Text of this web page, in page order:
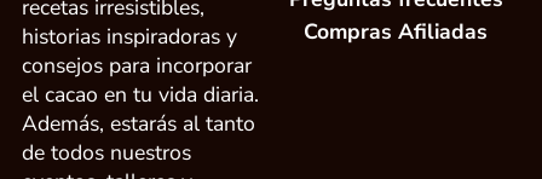
recetas irresistibles,
historias inspiradoras y
consejos para incorporar
el cacao en tu vida diaria.
Además, estarás al tanto
de todos nuestros
Compras Afiliadas